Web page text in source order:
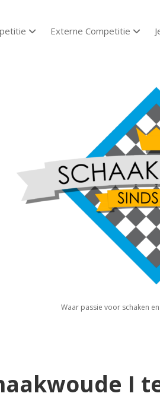
open dropdown menu
Externe Competitie open
Waar passie voor schaken
I